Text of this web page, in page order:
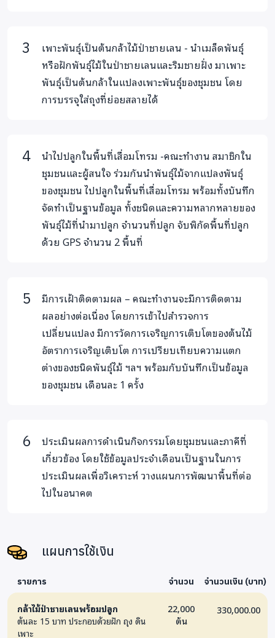
ภายใต้แนวคิดการพัฒนาอย่างยั่งยืนและเป็นธรรมต่อหน่วยงาน
ที่เกี่ยวข้องและสาธารณะไปพร้อมๆ กัน
ผลกระทบที่คาดว่าจะได้รับ
มีป่าชายเลนเพิ่มขึ้น จำนวน 22,000 ต้นในพื้นที่ 20 ไร่
เด็กและเยาวชน จำนวน 400 คน
เห็นความสำคัญของป่า
ชายเลนและมีส่วนร่วมในการสร้างพื้นที่ป่าชายเลนของชุมชน
ผู้หญิง จำนวน 600 คนจับสัตว์น้ำและหาอาหารจากป่าชาย
เลนได้มากขึ้น
เจ้าของโครงการ
คุณวรวัฒน์ สภาวสุ และะปาลิดา ธนาเมธปิยา ร่วมกับสมาคม
เพาะพันธุ์เป็นต้นกล้าไม้ป่าชายเลน - นำเมล็ดพันธุ์
หรือฝักพันธุ์ไม้ในป่าชายเลนและริมชายฝั่ง มาเพาะ
พันธุ์เป็นต้นกล้าในแปลงเพาะพันธุ์ของชุมชน โดย
การบรรจุใส่ถุงที่ย่อยสลายได้
นำไปปลูกในพื้นที่เสื่อมโทรม -คณะทำงาน สมาชิกใน
ชุมชนและผู้สนใจ ร่วมกันนำพันธุ์ไม้จากแปลงพันธุ์
ของชุมชน ไปปลูกในพื้นที่เสื่อมโทรม พร้อมทั้งบันทึก
จัดทำเป็นฐานข้อมูล ทั้งชนิดและความหลากหลายของ
พันธุ์ไม้ที่นำมาปลูก จำนวนที่ปลูก จับพิกัดพื้นที่ปลูก
ด้วย GPS จำนวน 2 พื้นที่
มีการเฝ้าติดตามผล – คณะทำงานจะมีการติดตาม
ผลอย่างต่อเนื่อง โดยการเข้าไปสำรวจการ
เปลี่ยนแปลง มีการวัดการเจริญการเติบโตของต้นไม้
อัตราการเจริญเติบโต การเปรียบเทียบความแตก
ต่างของชนิดพันธุ์ไม้ ฯลฯ พร้อมกับบันทึกเป็นข้อมูล
ของชุมชน เดือนละ 1 ครั้ง
ประเมินผลการดำเนินกิจกรรมโดยชุมชนและภาคีที่
เกี่ยวข้อง โดยใช้ข้อมูลประจำเดือนเป็นฐานในการ
ประเมินผลเพื่อวิเคราะห์ วางแผนการพัฒนาพื้นที่ต่อ
ไปในอนาคต
แผนการใช้เงิน
รายการ จำนวน จำนวนเงิน (บาท)
กล้าไม้ป่าชายเลนพร้อมปลูก
ต้นละ 15 บาท ประกอบด้วยฝัก ถุง ดิน
เพาะ
22,000
ต้น
330,000.00